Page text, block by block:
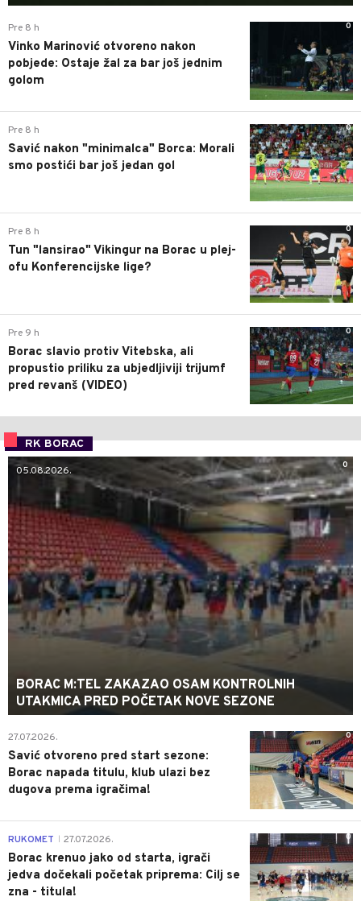
0
Pre 8 h
Vinko Marinović otvoreno nakon
pobjede: Ostaje žal za bar još jednim
golom
0
Pre 8 h
Savić nakon "minimalca" Borca: Morali
smo postići bar još jedan gol
0
Pre 8 h
Tun "lansirao" Vikingur na Borac u plej-
ofu Konferencijske lige?
0
Pre 9 h
Borac slavio protiv Vitebska, ali
propustio priliku za ubjedljiviji trijumf
pred revanš (VIDEO)
RK BORAC
0
05.08.2026.
BORAC M:TEL ZAKAZAO OSAM KONTROLNIH
UTAKMICA PRED POČETAK NOVE SEZONE
0
27.07.2026.
Savić otvoreno pred start sezone:
Borac napada titulu, klub ulazi bez
dugova prema igračima!
0
RUKOMET 27.07.2026.
Borac krenuo jako od starta, igrači
jedva dočekali početak priprema: Cilj se
zna - titula!